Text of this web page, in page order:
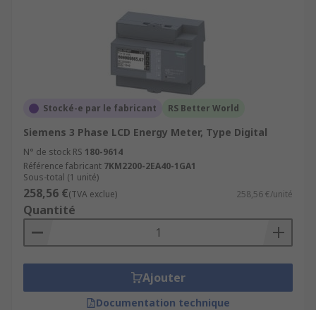
Stocké-e par le fabricant RS Better World
Siemens 3 Phase LCD Energy Meter, Type Digital
N° de stock RS 180-9614
Référence fabricant 7KM2200-2EA40-1GA1
Sous-total (1 unité)
258,56 €(TVA exclue) 258,56 €/unité
Quantité
Ajouter
Documentation technique